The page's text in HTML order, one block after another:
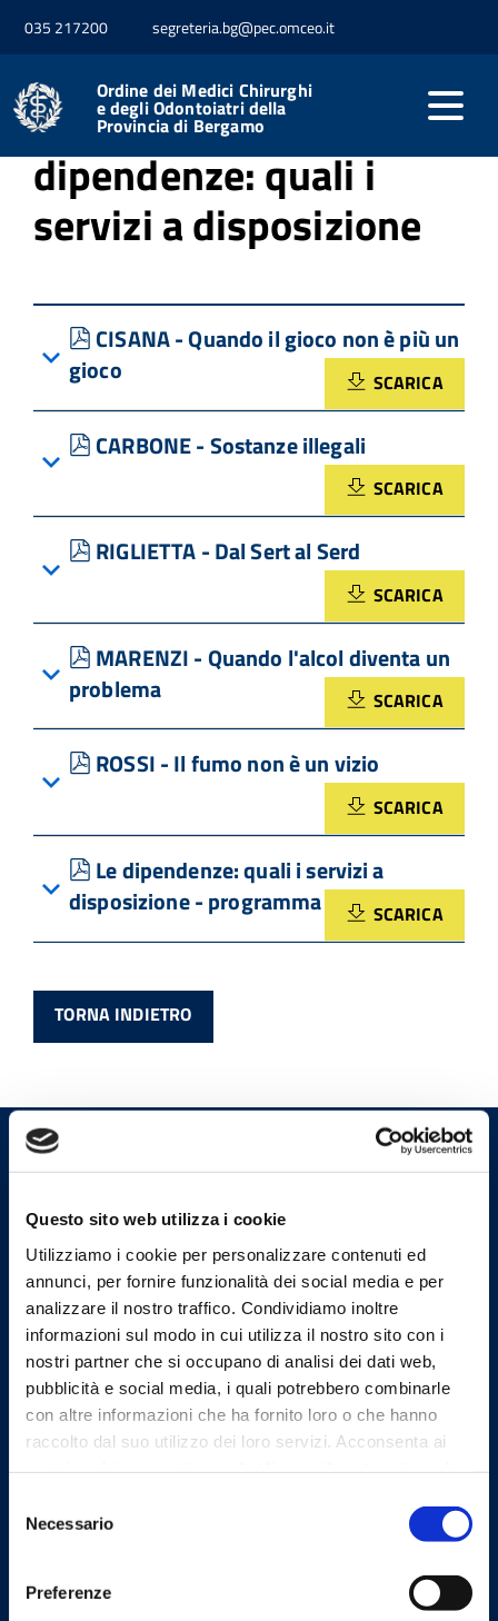
Questo sito web utilizza i cookie
Utilizziamo i cookie per personalizzare contenuti ed
annunci, per fornire funzionalità dei social media e per
analizzare il nostro traffico. Condividiamo inoltre
informazioni sul modo in cui utilizza il nostro sito con i
nostri partner che si occupano di analisi dei dati web,
pubblicità e social media, i quali potrebbero combinarle
con altre informazioni che ha fornito loro o che hanno
raccolto dal suo utilizzo dei loro servizi. Acconsenta ai
delNecessario
Preferenze
035 217200 segreteria.bg@pec.omceo.it
Ordine dei Medici Chirurghi
e degli Odontoiatri della
Provincia di Bergamo
Home Formazione Relazioni corsi
09.05.2026 - Le
dipendenze: quali i
servizi a disposizione
pdf
CISANA - Quando il gioco non è più un
gioco
SCARICA
pdf
CARBONE - Sostanze illegali
SCARICA
pdf
RIGLIETTA - Dal Sert al Serd
SCARICA
pdf
MARENZI - Quando l'alcol diventa un
problema
SCARICA
pdf
ROSSI - Il fumo non è un vizio
SCARICA
pdf
Le dipendenze: quali i servizi a
disposizione - programma
SCARICA
TORNA INDIETRO
Ordine dei Medici Chirurghi e
Provincia di Bergamo
Indirizzi email
Email
segreteria@omceo.bg.it
ufficiostampa@omceo.bg.it
Email PEC